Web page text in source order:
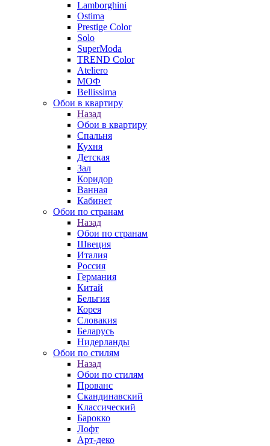
Lamborghini
Ostima
Prestige Color
Solo
SuperModa
TREND Color
Ateliero
МОФ
Bellissima
Обои в квартиру
Назад
Обои в квартиру
Спальня
Кухня
Детская
Зал
Коридор
Ванная
Кабинет
Обои по странам
Назад
Обои по странам
Швеция
Италия
Россия
Германия
Китай
Бельгия
Корея
Словакия
Беларусь
Нидерланды
Обои по стилям
Назад
Обои по стилям
Прованс
Скандинавский
Классический
Барокко
Лофт
Арт-деко